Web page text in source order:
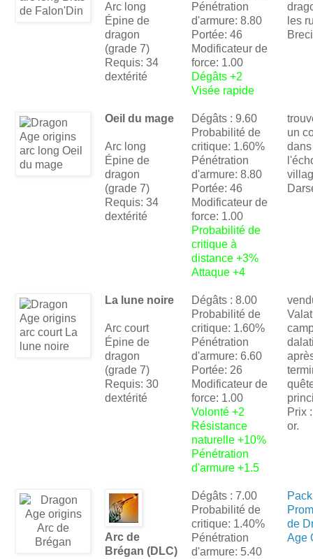
Arc long
Épine de
dragon
(grade 7)
Requis: 34
dextérité
Pénétration
d'armure: 8.80
Portée: 46
Modificateur de
force: 1.00
Dégâts +2
Visée rapide
les
Oeil du mage
Arc long
Épine de
dragon
(grade 7)
Requis: 34
dextérité
Dégâts : 9.60
Probabilité de
critique: 1.60%
Pénétration
d'armure: 8.80
Portée: 46
Modificateur de
force: 1.00
Probabilité de
critique à
distance +3%
Attaque +4
un
dans
La lune noire
Arc court
Épine de
dragon
(grade 7)
Requis: 30
dextérité
Dégâts : 8.00
Probabilité de
critique: 1.60%
Pénétration
d'armure: 6.60
Portée: 26
Modificateur de
force: 1.00
Volonté +2
Résistance
naturelle +10%
Pénétration
d'armure +1.5
Prix
or.
Arc de
Brégan (DLC)
Dégâts : 7.00
Probabilité de
critique: 1.40%
Pénétration
d'armure: 5.40
Pack
de
Age